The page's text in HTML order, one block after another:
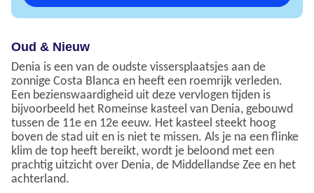
Oud & Nieuw
Denia is een van de oudste vissersplaatsjes aan de
zonnige Costa Blanca en heeft een roemrijk verleden.
Een bezienswaardigheid uit deze vervlogen tijden is
bijvoorbeeld het Romeinse kasteel van Denia, gebouwd
tussen de 11e en 12e eeuw. Het kasteel steekt hoog
boven de stad uit en is niet te missen. Als je na een flinke
klim de top heeft bereikt, wordt je beloond met een
prachtig uitzicht over Denia, de Middellandse Zee en het
achterland.